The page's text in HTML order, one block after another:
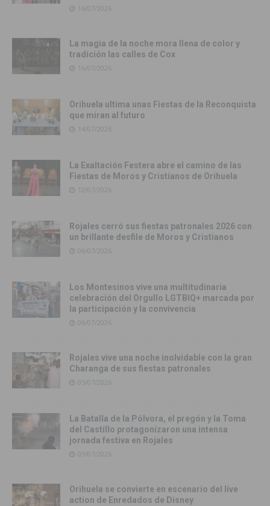
16/07/2026
La magia de la noche mora llena de color y
tradición las calles de Cox
16/07/2026
Orihuela ultima unas Fiestas de la Reconquista
que miran al futuro
14/07/2026
La Exaltación Festera abre el camino de las
Fiestas de Moros y Cristianos de Orihuela
12/07/2026
Rojales cerró sus fiestas patronales 2026 con
un brillante desfile de Moros y Cristianos
06/07/2026
Los Montesinos vive una multitudinaria
celebración del Orgullo LGTBIQ+ marcada por
la participación y la convivencia
06/07/2026
Rojales vive una noche inolvidable con la gran
Charanga de sus fiestas patronales
05/07/2026
La Batalla de la Pólvora, el pregón y la Toma
del Castillo protagonizaron una intensa
jornada festiva en Rojales
03/07/2026
Orihuela se convierte en escenario del live
action de Enredados de Disney